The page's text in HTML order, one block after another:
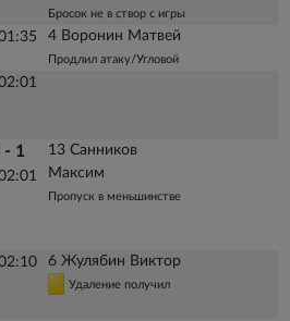
Бросок не в створ с игры
4 Воронин Матвей
Продлил атаку/Угловой
- 1
13 Санников
Максим
Пропуск в меньшинстве
6 Жулябин Виктор
Удаление получил